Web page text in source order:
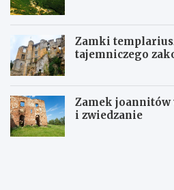
Zamki
tajemniczego
Zamek joannitów
i zwiedzanie
I
D